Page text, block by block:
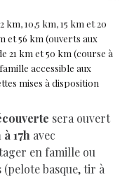
10,5 km, 15 km et 20
et 56 km (ouverts aux
21 km et 50 km (course à
accessible aux
mises à disposition
sera ouvert
17h avec
en famille ou
basque, tir à